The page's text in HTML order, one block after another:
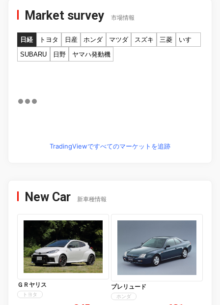
Market survey 市場情報
日経 トヨタ 日産 ホンダ マツダ スズキ 三菱
いすゞ
SUBARU
日野 ヤマハ発動機
TradingViewですべてのマーケットを追跡
New Car 新車種情報
ＧＲヤリス
トヨタ
プレリュード
ホンダ